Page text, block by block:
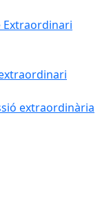
Extraordinari
extraordinària